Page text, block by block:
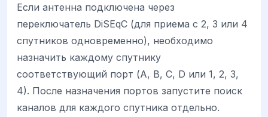
Если антенна подключена через
переключатель DiSEqC (для приема с 2, 3 или 4
спутников одновременно), необходимо
назначить каждому спутнику
соответствующий порт (A, B, C, D или 1, 2, 3,
4). После назначения портов запустите поиск
каналов для каждого спутника отдельно.